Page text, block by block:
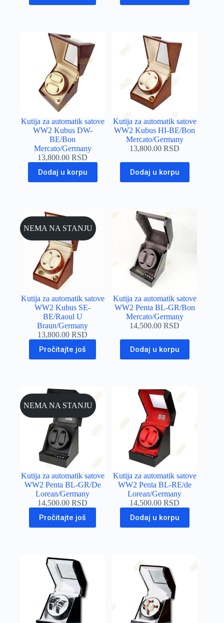
Kutija za automatik satove
WW2 Kubus DW-
BE/Bon
Mercato/Germany
13,800.00RSD
Dodaj u korpu
Kutija za automatik satove
WW2 Kubus HI-BE/Bon
Mercato/Germany
13,800.00RSD
Dodaj u korpu
NEMA NA STANJU
Kutija za automatik satove
WW2 Kubus SE-
BE/Raoul U
Braun/Germany
13,800.00RSD
Pročitajte još
Kutija za automatik satove
WW2 Penta BL-GR/Bon
Mercato/Germany
14,500.00RSD
Dodaj u korpu
NEMA NA STANJU
Kutija za automatik satove
WW2 Penta BL-GR/De
Lorean/Germany
14,500.00RSD
Pročitajte još
Kutija za automatik satove
WW2 Penta BL-RE/de
Lorean/Germany
14,500.00RSD
Dodaj u korpu